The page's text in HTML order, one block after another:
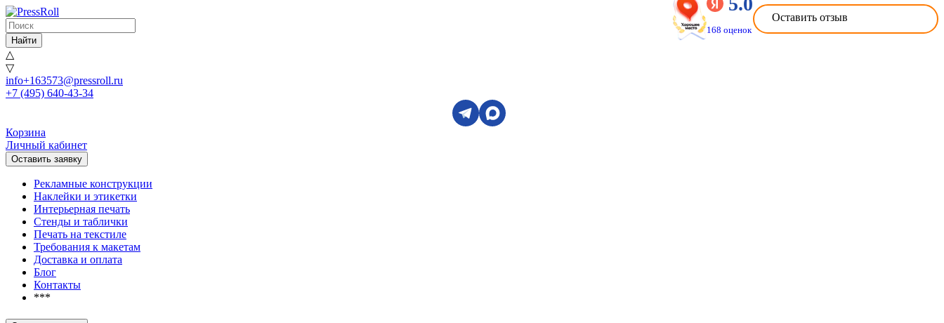
Найти
△
▽
info+163573@pressroll.ru
+7 (495) 640-43-34
Корзина
Личный кабинет
Оставить заявку
Рекламные конструкции
Наклейки и этикетки
Интерьерная печать
Стенды и таблички
Печать на текстиле
Требования к макетам
Доставка и оплата
Блог
Контакты
***
168 оценок
Оставить отзыв